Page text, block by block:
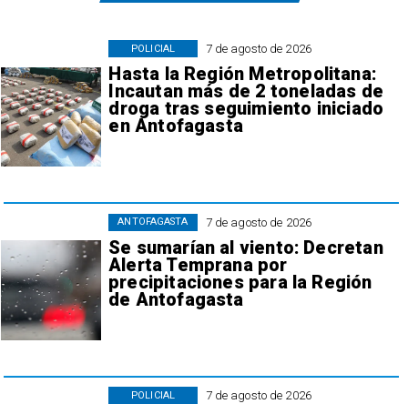
7 de agosto de 2026
Hasta la Región Metropolitana:
Incautan más de 2 toneladas de
droga tras seguimiento iniciado
en Antofagasta
POLICIAL
7 de agosto de 2026
Se sumarían al viento: Decretan
Alerta Temprana por
precipitaciones para la Región
de Antofagasta
ANTOFAGASTA
7 de agosto de 2026
POLICIAL